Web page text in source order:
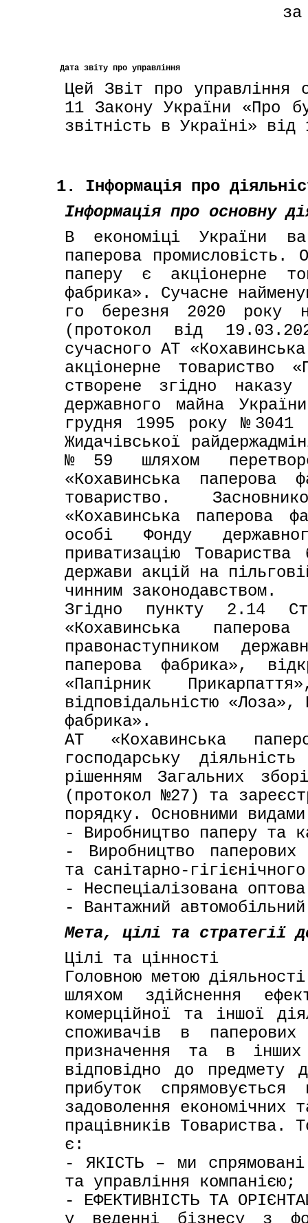
за
Дата звіту про управління
Цей Звіт про управління
11 Закону України «Про
звітність в Україні»
1. Інформація про
Інформація про основну
В економіці України
паперова промисловість.
паперу є акціонерне
фабрика». Сучасне
го березня 2020 року
(протокол від
сучасного АТ
акціонерне товариство
створене згідно наказу
державного майна
грудня 1995 року №3041
Жидачівської
№59 шляхом
«Кохавинська паперова
товариство.
«Кохавинська паперова
особі Фонду
приватизацію
держави акцій на
чинним законодавством.
Згідно пункту 2.14
«Кохавинська
правонаступником
паперова фабрика»,
«Папірник
відповідальністю
фабрика».
АТ «Кохавинська
господарську
рішенням Загальних
(протокол №27) та
порядку. Основними
- Виробництво паперу та
- Виробництво паперових
та санітарно-
- Неспеціалізована
- Вантажний
Мета, цілі та стратегії
Цілі та цінності
Головною метою
шляхом здійснення
комерційної та іншої
споживачів в паперових
призначення та в
відповідно до предмету
прибуток
задоволення економічних
працівників Товариства.
є:
- ЯКІСТЬ – ми
та управління компанією;
- ЕФЕКТИВНІСТЬ ТА
у веденні бізнесу з